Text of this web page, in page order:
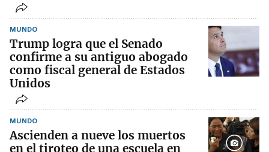
MUNDO
Trump logra que el Senado
confirme a su antiguo abogado
como fiscal general de Estados
Unidos
MUNDO
Ascienden a nueve los muertos
en el tiroteo de una escuela en